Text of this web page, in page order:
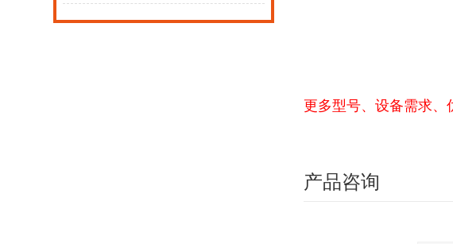
更多型号、设备需求、
产品咨询